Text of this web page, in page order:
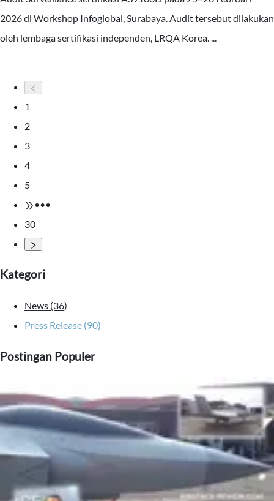
2026 di Workshop Infoglobal, Surabaya. Audit tersebut dilakukan
oleh lembaga sertifikasi independen, LRQA Korea. ...
1
2
3
4
5
•••
30
Kategori
News (36)
Press Release (90)
Postingan Populer